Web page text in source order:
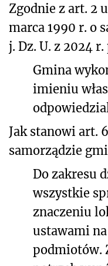
Zgodnie z art. 2
marca 1990 r. o
j. Dz. U. z 2024
Gmina
imieniu
Jak stanowi art.
samorządzie
Do zakresu
wszystkie
znaczeniu
ustawami
podmiotów.